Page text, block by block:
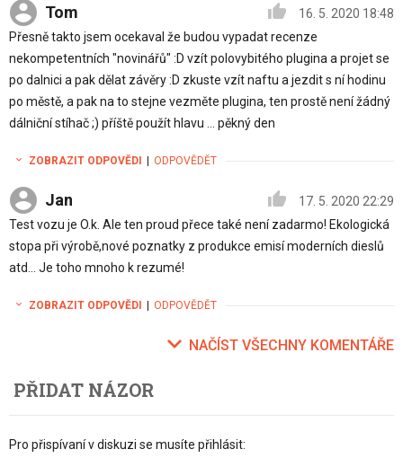
Tom
16. 5. 2020 18:48
Přesně takto jsem ocekaval že budou vypadat recenze
nekompetentních "novinářů" :D vzít polovybitého plugina a projet se
po dalnici a pak dělat závěry :D zkuste vzít naftu a jezdit s ní hodinu
po městě, a pak na to stejne vezměte plugina, ten prostě není žádný
dálniční stíhač ;) příště použít hlavu ... pěkný den
ZOBRAZIT ODPOVĚDI ODPOVĚDĚT
Jan
17. 5. 2020 22:29
Test vozu je O.k. Ale ten proud přece také není zadarmo! Ekologická
stopa při výrobě,nové poznatky z produkce emisí moderních dieslů
atd... Je toho mnoho k rezumé!
ZOBRAZIT ODPOVĚDI ODPOVĚDĚT
NAČÍST VŠECHNY KOMENTÁŘE
PŘIDAT NÁZOR
Pro přispívaní v diskuzi se musíte přihlásit: